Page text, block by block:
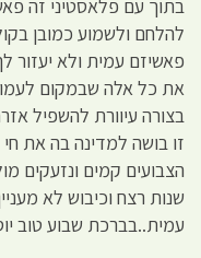
בתוך עם פלאסטיני זה
להלחם ולשמוע כמובן
פאשיזם עמית ולא יעזור
את כל אלה שבמקום
בצורה עיוורת להשפיל
זו בושה למדינה בה את
שנות רצח וכיבוש לא
עמית..בברכת שבוע טוב